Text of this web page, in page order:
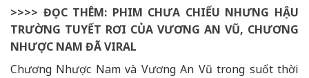
>>>> ĐỌC THÊM: PHIM CHƯA CHIẾU NHƯNG HẬU
TRƯỜNG TUYẾT RƠI CỦA VƯƠNG AN VŨ, CHƯƠNG
NHƯỢC NAM ĐÃ VIRAL
Chương Nhược Nam và Vương An Vũ trong suốt thời